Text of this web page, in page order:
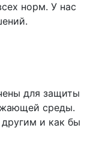
норм. У нас
для защиты
среды.
и как бы